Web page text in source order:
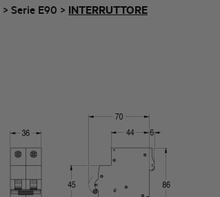
> Serie E90 > INTERRUTTORE